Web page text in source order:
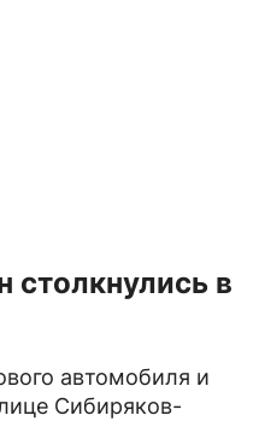
столкнулись в
автомобиля и
Сибиряков-